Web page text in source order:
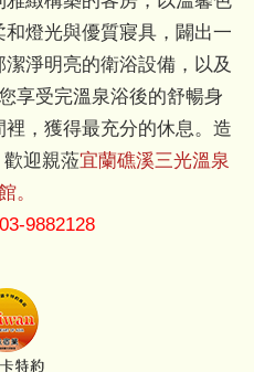
燈光與優質寢具，闢出一
淨明亮的衛浴設備，以及
享受完溫泉浴後的舒暢身
，獲得最充分的休息。造
迎親蒞宜蘭礁溪三光溫泉
。
9882128